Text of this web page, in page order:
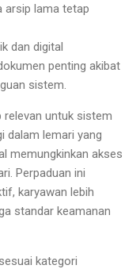
arsip lama tetap
dan digital
penting akibat
sistem.
relevan untuk sistem
dalam lemari yang
memungkinkan akses
Perpaduan ini
karyawan lebih
standar keamanan
kategori